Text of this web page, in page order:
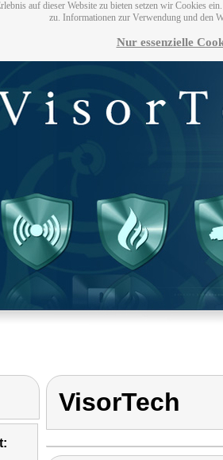
auf dieser Website zu bieten setzen wir Cookies
zu. Informationen zur Verwendung und den
Nur essenzielle
VisorTech